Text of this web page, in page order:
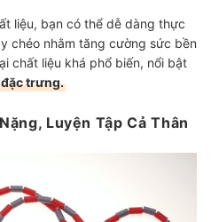
liệu, bạn có thể dễ dàng thực
chéo nhằm tăng cường sức bền
chất liệu khá phổ biến, nổi bật
trưng.
Luyện Tập Cả Thân